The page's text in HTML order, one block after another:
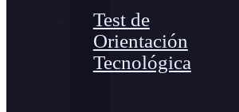
Test de
Orientación
Tecnológica